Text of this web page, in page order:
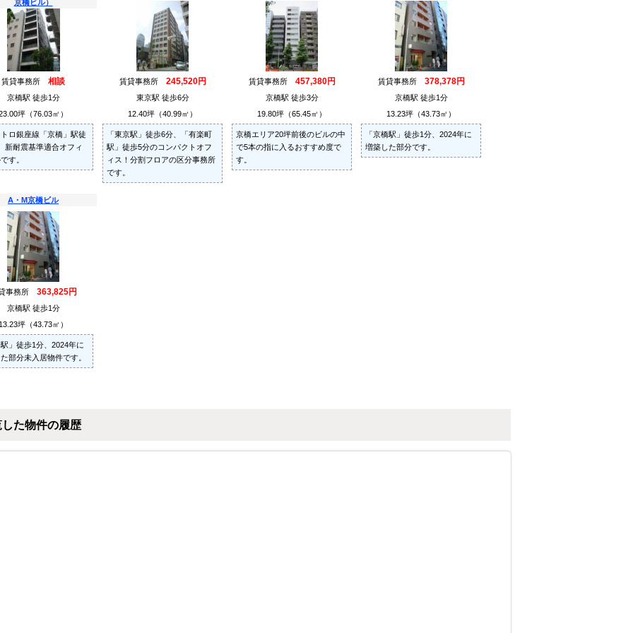
京橋ビル）
賃貸事務所 相談
京橋駅 徒歩1分
坪（76.03㎡）
ロ銀座線「京橋」駅徒
新耐震基準適合オフィ
す。
賃貸事務所 245,520円
東京駅 徒歩6分
12.40坪（40.99㎡）
「東京駅」徒歩6分、「有楽町
駅」徒歩5分のコンパクトオフ
ィス！分割フロアの区分事務所
です。
賃貸事務所 457,380円
京橋駅 徒歩3分
19.80坪（65.45㎡）
京橋エリア20坪前後のビルの中
で5本の指に入るおすすめ度で
す。
賃貸事務所 378,378円
京橋駅 徒歩1分
13.23坪（43.73㎡）
「京橋駅」徒歩1分、2024年に
増築した部分です。
A・M京橋ビル
事務所 363,825円
京橋駅 徒歩1分
13.23坪（43.73㎡）
駅」徒歩1分、2024年に
部分未入居物件です。
した物件の履歴